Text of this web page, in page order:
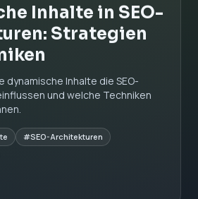
Inhalte in SEO-
Strategien
dynamische Inhalte die SEO-
und welche Techniken
#SEO-Architekturen